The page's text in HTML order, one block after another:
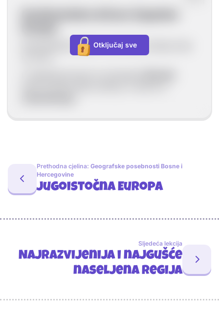
Kontinentalne države su one koje nemaju izlaz
Otključaj sve
Prethodna cjelina: Geografske posebnosti Bosne i
Hercegovine
Jugoistočna Europa
Sljedeća lekcija
Najrazvijenija i najgušće
naseljena regija